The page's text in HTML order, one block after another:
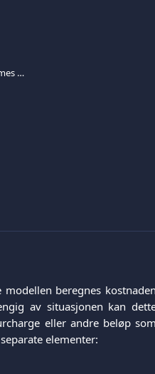
Hva er provisjonene og hvordan bestemmes kostnadene dine?
beregnes kostnaden
av situasjonen kan
eller andre beløp
elementer: